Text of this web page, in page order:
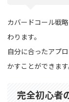
カバードコール戦
わります。
自分に合ったアプ
かすことができます
完全初心者